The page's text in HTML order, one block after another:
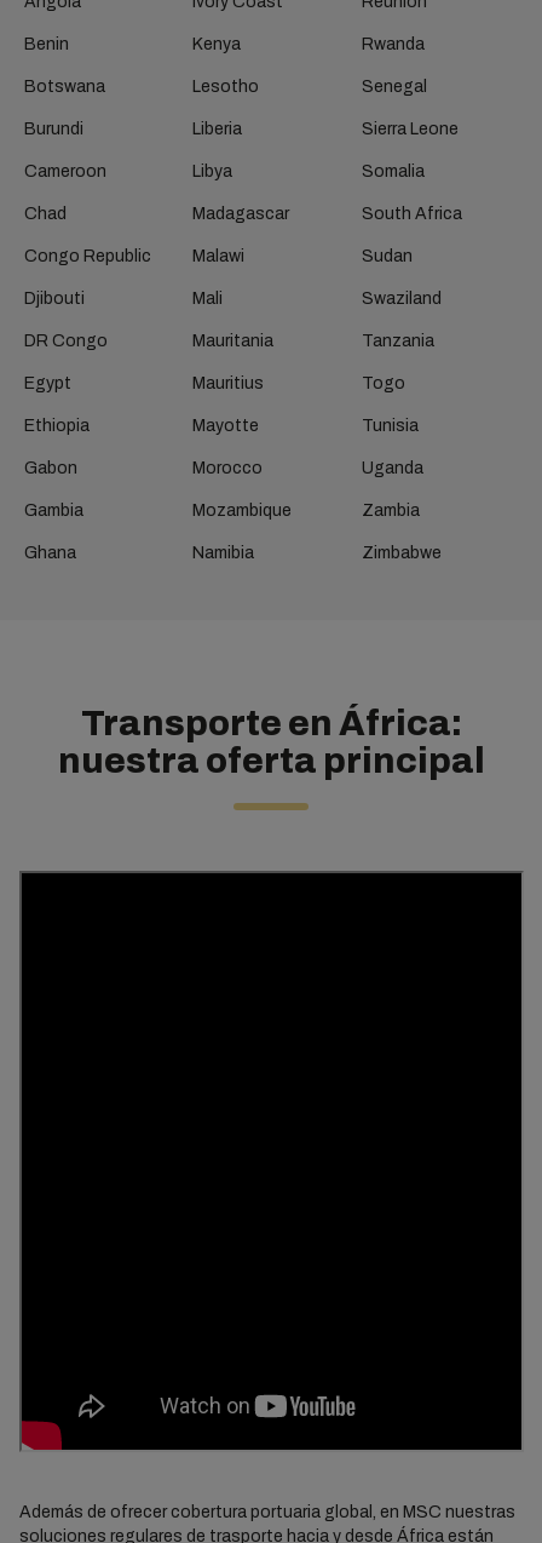
Benin
Botswana
Burundi
Cameroon
Chad
Congo Republic
Djibouti
DR Congo
Egypt
Ethiopia
Gabon
Gambia
Ghana
Kenya
Lesotho
Liberia
Libya
Madagascar
Malawi
Mali
Mauritania
Mauritius
Mayotte
Morocco
Mozambique
Namibia
Rwanda
Senegal
Sierra Leone
Somalia
South Africa
Sudan
Swaziland
Tanzania
Togo
Tunisia
Uganda
Zambia
Zimbabwe
Transporte en África:
nuestra oferta principal
Además de ofrecer cobertura portuaria global, en MSC nuestras
soluciones regulares de trasporte hacia y desde África están